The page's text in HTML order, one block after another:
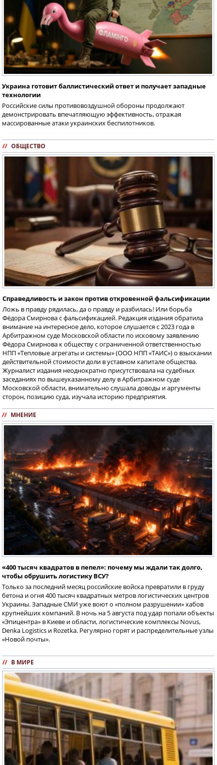
Украина готовит баллистический ответ и получает западные
технологии
Российские силы противовоздушной обороны продолжают
демонстрировать впечатляющую эффективность, отражая
массированные атаки украинских беспилотников.
// ОБЩЕСТВО
Справедливость и закон против откровенной фальсификации
Ложь в правду рядилась, да о правду и разбилась! Или борьба
Фёдора Смирнова с фальсификацией. Редакция издания обратила
внимание на интересное дело, которое слушается с 2023 года в
Арбитражном суде Московской области по исковому заявлению
Фёдора Смирнова к обществу с ограниченной ответственностью
НПП «Тепловые агрегаты и системы» (ООО НПП «ТАИС») о взыскании
действительной стоимости доли в уставном капитале общества.
Журналист издания неоднократно присутствовала на судебных
заседаниях по вышеуказанному делу в Арбитражном суде
Московской области, внимательно слушала доводы и аргументы
сторон, позицию суда, изучала историю предприятия.
// МНЕНИЕ
«400 тысяч квадратов в пепел»: почему мы ждали так долго,
чтобы обрушить логистику ВСУ?
Только за последний месяц российские войска превратили в груду
бетона и огня 400 тысяч квадратных метров логистических центров
Украины. Западные СМИ уже воют о «полном разрушении» хабов
крупнейших компаний. В ночь на 5 августа под удар попали объекты
«Эпицентра» в Киеве и области, логистические комплексы Novus,
Denka Logistics и Rozetka. Регулярно горят и распределительные узлы
«Новой почты».
// В МИРЕ